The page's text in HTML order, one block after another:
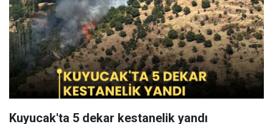
Kuyucak'ta 5 dekar kestanelik yandı